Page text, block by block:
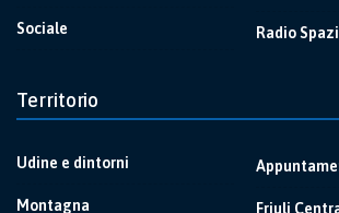
Sociale Radio
Territorio
Udine e dintorni
Montagna Friuli